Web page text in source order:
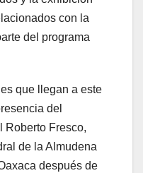
con la
del programa
que llegan a este
del
Roberto Fresco,
de la Almudena
después de